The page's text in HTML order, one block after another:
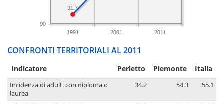
1991 2001 2011
90
91.7
CONFRONTI TERRITORIALI AL 2011
Indicatore Perletto Piemonte Italia
Incidenza di adulti con diploma o
laurea
34.2 54.3 55.1